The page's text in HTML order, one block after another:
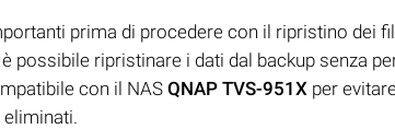
prima di procedere con il ripristino dei
possibile ripristinare i dati dal backup senza
con il NAS QNAP TVS-951X per